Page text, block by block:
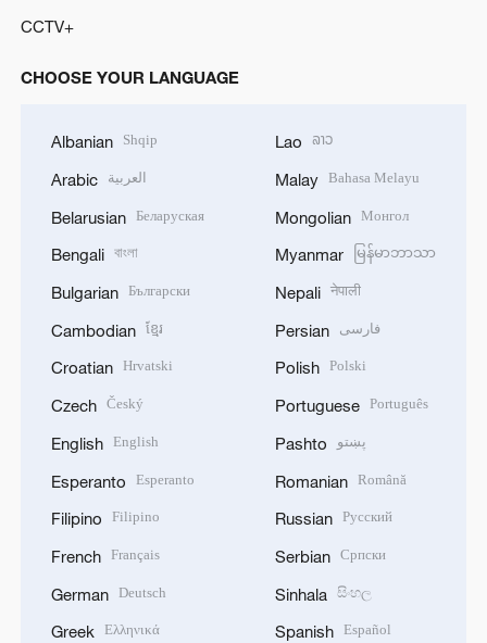
CCTV+
CHOOSE YOUR LANGUAGE
Albanian Shqip
Arabic العربية
Belarusian Беларуская
Bengali বাংলা
Bulgarian Български
Cambodian ខ្មែរ
Croatian Hrvatski
Czech Český
English English
Esperanto Esperanto
Filipino Filipino
French Français
German Deutsch
Greek Ελληνικά
Lao ລາວ
Malay Bahasa Melayu
Mongolian Монгол
Myanmar မြန်မာဘာသာ
Nepali नेपाली
Persian فارسی
Polish Polski
Portuguese Português
Pashto پښتو
Romanian Română
Russian Русский
Serbian Српски
Sinhala සිංහල
Spanish Español